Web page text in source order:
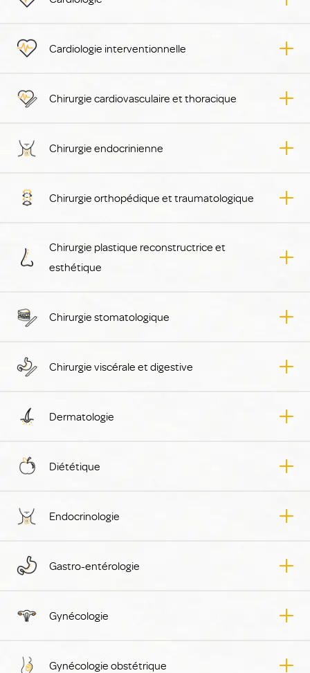
Cardiologie interventionnelle
Chirurgie cardiovasculaire et thoracique
Chirurgie endocrinienne
Chirurgie orthopédique et traumatologique
Chirurgie plastique reconstructrice et
esthétique
Chirurgie stomatologique
Chirurgie viscérale et digestive
Dermatologie
Diététique
Endocrinologie
Gastro-entérologie
Gynécologie
Gynécologie obstétrique